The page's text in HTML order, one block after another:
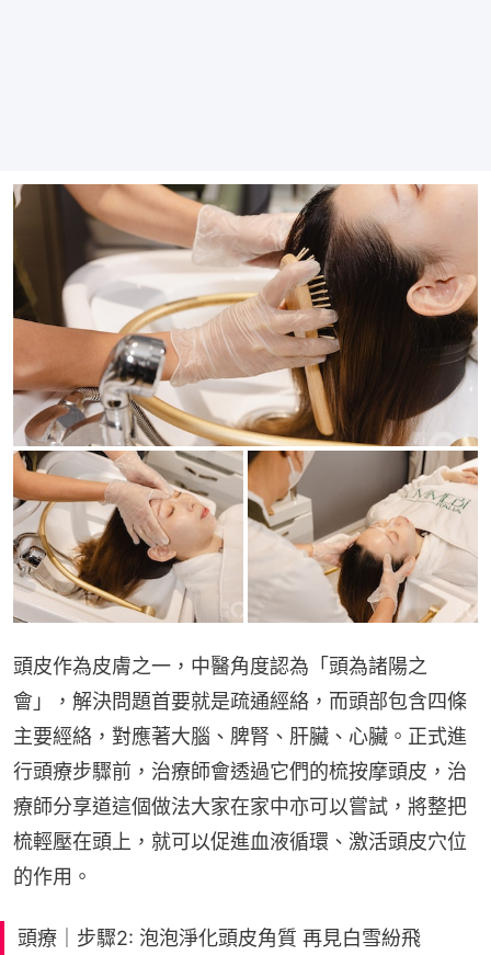
頭皮作為皮膚之一，中醫角度認為「頭為諸陽之
會」，解決問題首要就是疏通經絡，而頭部包含四條
主要經絡，對應著大腦、脾腎、肝臟、心臟。正式進
行頭療步驟前，治療師會透過它們的梳按摩頭皮，治
療師分享道這個做法大家在家中亦可以嘗試，將整把
梳輕壓在頭上，就可以促進血液循環、激活頭皮穴位
的作用。
頭療｜步驟2: 泡泡淨化頭皮角質 再見白雪紛飛